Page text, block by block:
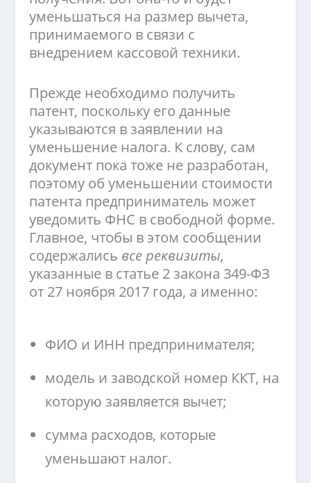
уменьшаться на размер вычета,
принимаемого в связи с
внедрением кассовой техники.
Прежде необходимо получить
патент, поскольку его данные
указываются в заявлении на
уменьшение налога. К слову, сам
документ пока тоже не разработан,
поэтому об уменьшении стоимости
патента предприниматель может
уведомить ФНС в свободной форме.
Главное, чтобы в этом сообщении
содержались все реквизиты,
указанные в статье 2 закона 349-ФЗ
от 27 ноября 2017 года, а именно:
ФИО и ИНН предпринимателя;
модель и заводской номер ККТ, на
которую заявляется вычет;
сумма расходов, которые
уменьшают налог.